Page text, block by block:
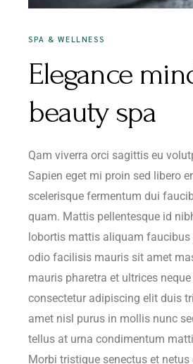
SPA & WELLNESS
Elegance
beauty spa
Qam viverra orci sagittis eu
Sapien eget mi proin sed libero
scelerisque fermentum dui
quam. Mattis pellentesque id
lobortis mattis aliquam faucibus
odio facilisis mauris sit amet
mauris pharetra et ultrices
consectetur adipiscing elit duis
amet nisl purus in mollis nunc
tellus at urna condimentum
Morbi tristique senectus et netus